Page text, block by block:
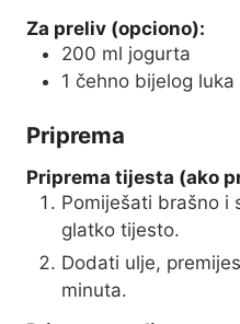
Za preliv (opciono):
200 ml jogurta
1 čehno bijelog luka
Priprema
Priprema tijesta (ako
Pomiješati brašno i
glatko tijesto.
Dodati ulje,
minuta.